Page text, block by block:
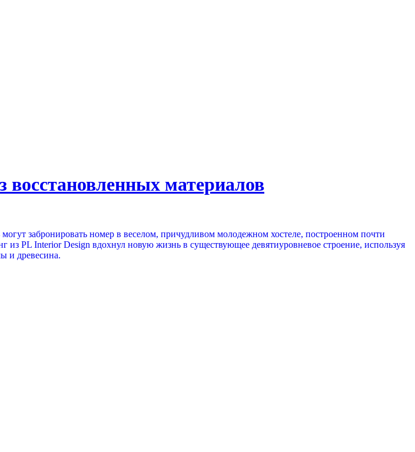
материалов
забронировать номер в веселом, причудливом молодежном хостеле, построенном почти
PL Interior Design вдохнул новую жизнь в существующее девятиуровневое строение, используя
и древесина.